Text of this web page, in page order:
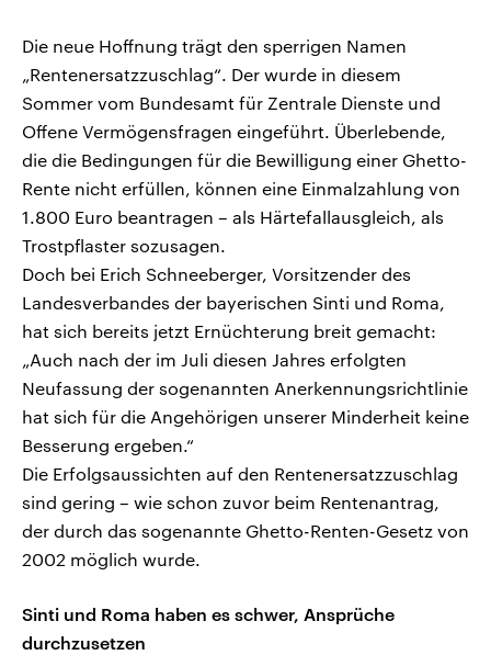
Die neue Hoffnung trägt den sperrigen Namen
„Rentenersatzzuschlag“. Der wurde in diesem
Sommer vom Bundesamt für Zentrale Dienste und
Offene Vermögensfragen eingeführt. Überlebende,
die die Bedingungen für die Bewilligung einer Ghetto-
Rente nicht erfüllen, können eine Einmalzahlung von
1.800 Euro beantragen – als Härtefallausgleich, als
Trostpflaster sozusagen.
Doch bei Erich Schneeberger, Vorsitzender des
Landesverbandes der bayerischen Sinti und Roma,
hat sich bereits jetzt Ernüchterung breit gemacht:
„Auch nach der im Juli diesen Jahres erfolgten
Neufassung der sogenannten Anerkennungsrichtlinie
hat sich für die Angehörigen unserer Minderheit keine
Besserung ergeben.“
Die Erfolgsaussichten auf den Rentenersatzzuschlag
sind gering – wie schon zuvor beim Rentenantrag,
der durch das sogenannte Ghetto-Renten-Gesetz von
2002 möglich wurde.
Sinti und Roma haben es schwer, Ansprüche
durchzusetzen